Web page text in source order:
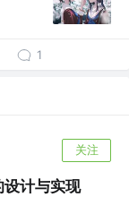
1
关注
计与实现